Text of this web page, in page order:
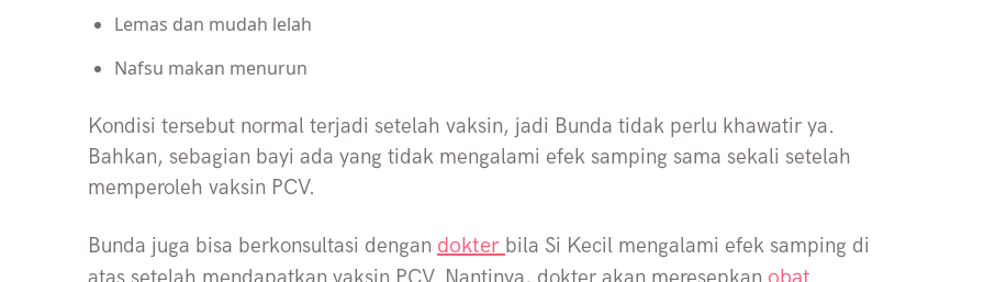
Lemas dan mudah lelah
Nafsu makan menurun
Kondisi tersebut normal terjadi setelah vaksin, jadi Bunda tidak perlu khawatir ya.
Bahkan, sebagian bayi ada yang tidak mengalami efek samping sama sekali setelah
memperoleh vaksin PCV.
Bunda juga bisa berkonsultasi dengan dokter bila Si Kecil mengalami efek samping di